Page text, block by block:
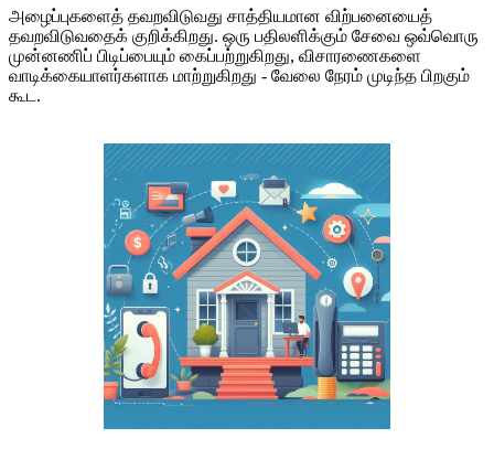
அழைப்புகளைத் தவறவிடுவது சாத்தியமான விற்பனையைத்
தவறவிடுவதைக் குறிக்கிறது. ஒரு பதிலளிக்கும் சேவை ஒவ்வொரு
முன்னணிப் பிடிப்பையும் கைப்பற்றுகிறது, விசாரணைகளை
வாடிக்கையாளர்களாக மாற்றுகிறது - வேலை நேரம் முடிந்த பிறகும்
கூட.